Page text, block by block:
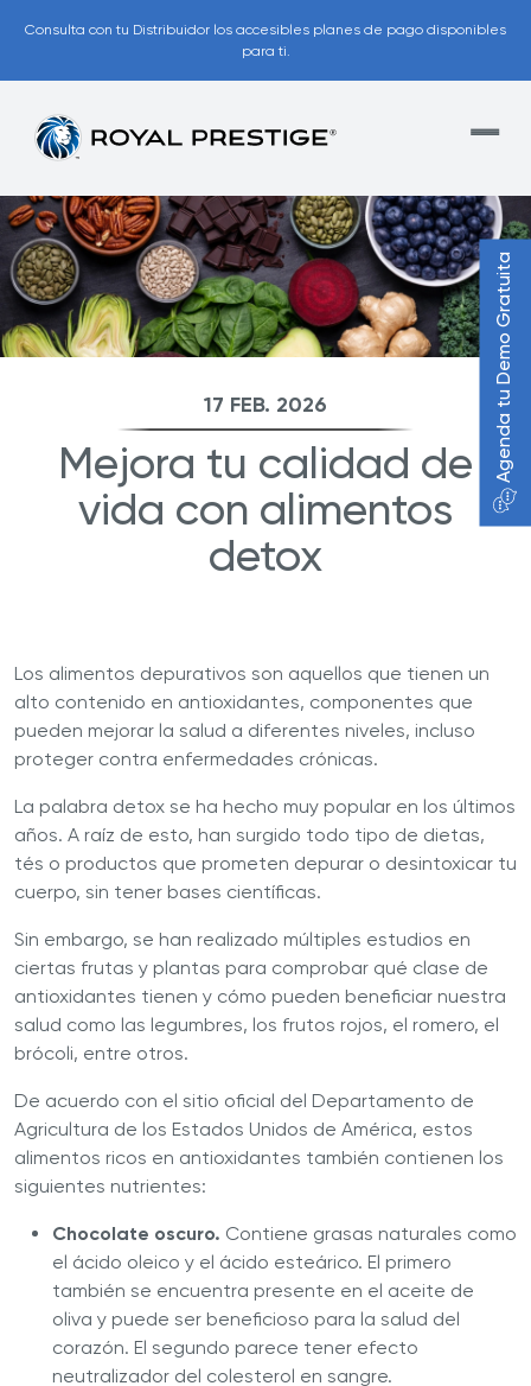
Consulta con tu Distribuidor los accesibles planes de pago disponibles
para ti.
17 FEB. 2026
Mejora tu calidad de
vida con alimentos
detox
Los alimentos depurativos son aquellos que tienen un
alto contenido en antioxidantes, componentes que
pueden mejorar la salud a diferentes niveles, incluso
proteger contra enfermedades crónicas.
La palabra detox se ha hecho muy popular en los últimos
años. A raíz de esto, han surgido todo tipo de dietas,
tés o productos que prometen depurar o desintoxicar tu
cuerpo, sin tener bases científicas.
Sin embargo, se han realizado múltiples estudios en
ciertas frutas y plantas para comprobar qué clase de
antioxidantes tienen y cómo pueden beneficiar nuestra
salud como las legumbres, los frutos rojos, el romero, el
brócoli, entre otros.
De acuerdo con el sitio oficial del Departamento de
Agricultura de los Estados Unidos de América, estos
alimentos ricos en antioxidantes también contienen los
siguientes nutrientes:
Chocolate oscuro. Contiene grasas naturales como
el ácido oleico y el ácido esteárico. El primero
también se encuentra presente en el aceite de
oliva y puede ser beneficioso para la salud del
corazón. El segundo parece tener efecto
neutralizador del colesterol en sangre.
Agenda tu Demo Gratuita